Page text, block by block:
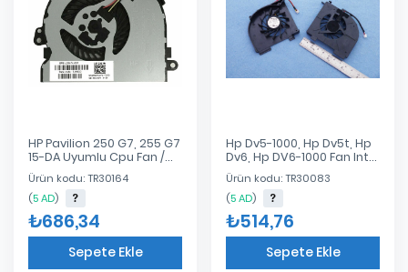
HP Pavilion 250 G7, 255 G7
15-DA Uyumlu Cpu Fan /
İşlemci Fan DC28000JLF0
Ürün kodu: TR30164
(5 AD)
₺686,34
Sepete Ekle
Hp Dv5-1000, Hp Dv5t, Hp
Dv6, Hp DV6-1000 Fan Intel
Ta002-09001 Laptop Fan
Ürün kodu: TR30083
(5 AD)
₺514,76
Sepete Ekle